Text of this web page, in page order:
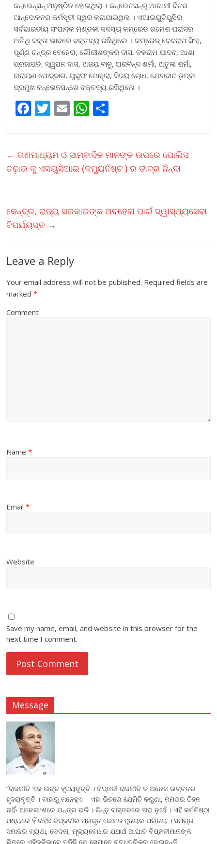
କନ୍‌ଭେନ୍‌ସନ୍ ଅନୁଷ୍ଠିତ ହୋଇଥିଲା । କନ୍‌ଭେନସନ୍‌ରୁ ଆଗାମୀ ଦିନର
ଆନ୍ଦୋଳନର କର୍ମସୂଚୀ ସ୍ଥିର କରାଯାଇଥିଲା । ଏଆଇୟୁଟିୟୁସିର
ସର୍ବଭାରତୀୟ ସଂପାଦକ ମଣ୍ଡଳୀ ସଦସ୍ୟ କମ୍ରେଡ ରମେଶ ପରାସର
ଅତିଥି ବକ୍ତା ଭାବରେ ବକ୍ତବ୍ୟ ରଖିଥିଲେ । କମ୍ରେଡ୍ ବେଦରାମ ସିଂହ,
ପୂର୍ଣ୍ଣ ଚନ୍ଦ୍ର ବେହେରା, ଗୌରୀଶଙ୍କର ଦାସ, ବଳରାମ ଯାଦବ, ଆଶା
ପ୍ରଜାପତି, ସ୍ୱପନ ଦାସ, ଅଜୟ ବାବୁ, ଅରବିନ୍ଦ ଶର୍ମା, ଅତୁଲ ଶର୍ମା,
ନାରାୟଣ ପୋଦ୍ଦାର, ୟୁସୁଫ ମୋହ୍ଲା, ବିଜୟ ଲୋଧ, ଯେରଦାନ ଡୁପ୍‌କା
ପ୍ରମୁଖ କନ୍‌ଭେନସନ୍‌ରେ ବକ୍ତବ୍ୟ ରଖିଥିଲେ ।
F
b
o
T
er
E
l
W
s
A
e
← ଗଣମାଧ୍ୟମ ଓ ସାମ୍ବାଦିକ ମାନଙ୍କ ଉପରେ ପୋଲିସ
ଚଢ଼ାଉ କୁ ଏସୟୁସିଆଇ (କମ୍ୟୁନିଷ୍ଟ ) ର ତୀବ୍ର ନିନ୍ଦା
କେନ୍ଦ୍ର, ରାଜ୍ୟ ସରକାରଙ୍କ ଅବହେଳା ପାଇଁ ସ୍ୱାସ୍ଥ୍ୟସେବା
ବିପର୍ଯ୍ୟସ୍ତ →
Leave a Reply
Your email address will not be published. Required fields are
marked*
Comment
Name*
Email*
Website
Save my name, email, and website in this browser for the
next time I comment.
Message
“ରାଜନୀତି ଏକ ଉଚ୍ଚ ହୃଦୟବୃତ୍ତି । ବିପ୍ଳବୀ ରାଜନୀତି ତ ଅନେକ ଉଚ୍ଚତର
ହୃଦୟବୃତ୍ତି । ବାହାରୁ ମନେହୁଏ – ଏହା ଭିତରେ ଯେମିତି କରୁଣା, ମମତାର ଚିହ୍ନ
ନାହିଁ- ଅନେକାଂଶରେ ଯନ୍ତ୍ର ଭଳି । କିନ୍ତୁ ବାସ୍ତବରେ ତାହା ନୁହେଁ । ଏହି କର୍ମନିଷ୍ଠା
ମଧ୍ୟରେ ହିଁ ରହିଛି ବିପ୍ଳବୀର ପ୍ରକୃତ କୋମଳ ହୃଦୟର ପରିଚୟ । ସମଗ୍ର
ସମାଜର ବ୍ୟଥା, ବେଦନା, ମୂଲ୍ୟବୋଧର ଯଥାର୍ଥ ଆଘାତ ବିପ୍ଳବୀମାନଙ୍କ
ଭିତରେ ଏହିଭଳିଭାବେ ପଡିଛି ଯେ ସେମାନେ ବଦ୍ଧପରିକର ହୋଇଛନ୍ତି